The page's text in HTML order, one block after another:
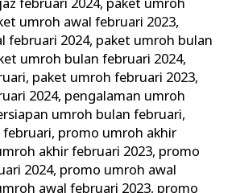
februari 2024, paket umroh
umroh awal februari 2023,
februari 2024, paket umroh bulan
umroh bulan februari 2024,
, paket umroh februari 2023,
2024, pengalaman umroh
umroh bulan februari,
februari, promo umroh akhir
akhir februari 2023, promo
2024, promo umroh awal
awal februari 2023, promo